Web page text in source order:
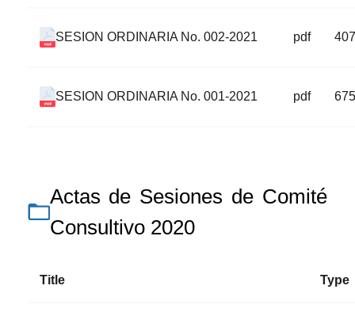
SESION ORDINARIA No. 002-2021 pdf
SESION ORDINARIA No. 001-2021 pdf
Actas de Sesiones de Comité
Consultivo 2020
Title Type